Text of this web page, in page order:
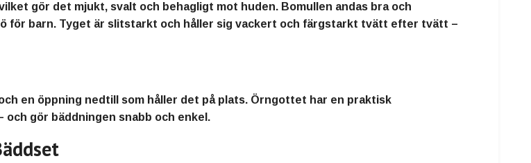
gör det mjukt, svalt och behagligt mot huden. Bomullen andas bra och
för barn. Tyget är slitstarkt och håller sig vackert och färgstarkt tvätt efter tvätt –
en öppning nedtill som håller det på plats. Örngottet har en praktisk
och gör bäddningen snabb och enkel .